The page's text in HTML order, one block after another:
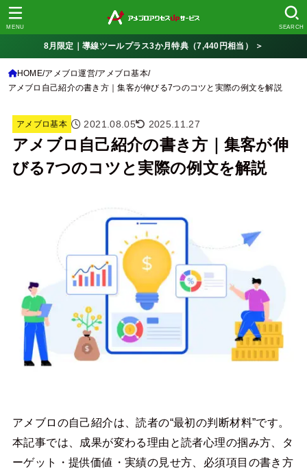
SEARCH
MENU
8月限定｜導線ツールプラス3か月特典（7,440円相当） ＞
HOME アメブロ運営 アメブロ基本
アメブロ自己紹介の書き方｜集客が伸びる7つのコツと実際の例文を解説
アメブロ基本 2021.08.05 2025.11.27
アメブロ自己紹介の書き方｜集客が伸
びる7つのコツと実際の例文を解説
アメブロの自己紹介は、読者の“最初の判断材料”です。
本記事では、成果が変わる理由と読者心理の掴み方、タ
ーゲット・提供価値・実績の見せ方、必須項目の書き方